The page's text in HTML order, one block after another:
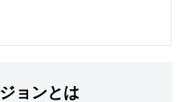
ョンとは